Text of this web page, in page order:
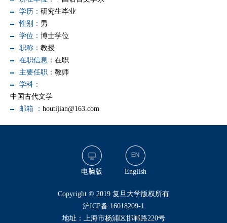
学历： 研究生毕业
性别： 男
学位： 博士学位
职称： 教授
在职信息： 在职
主要任职： 教师
学科：
中国古代文学
邮箱 ： houtijian@163.com
电脑版 English
​Copyright © 2019 复旦大学版权所有
沪ICP备:16018209-1
地址：上海市杨浦区邯郸路220号